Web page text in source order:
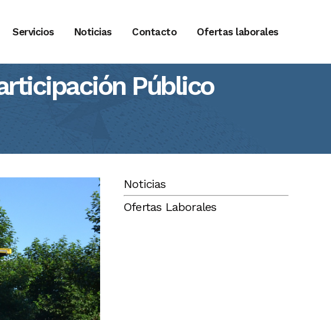
Servicios Noticias Contacto Ofertas laborales
Público
Noticias
Ofertas Laborales